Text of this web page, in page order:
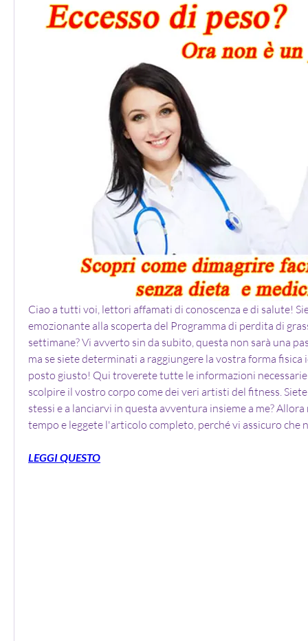
Ciao a tutti voi, lettori affamati di conoscenza e di salute!
emozionante alla scoperta del Programma di perdita di
settimane? Vi avverto sin da subito, questa non sarà una
ma se siete determinati a raggiungere la vostra forma fisica
posto giusto! Qui troverete tutte le informazioni
scolpire il vostro corpo come dei veri artisti del fitness.
stessi e a lanciarvi in questa avventura insieme a me?
tempo e leggete l'articolo completo, perché vi assicuro che
LEGGI QUESTO